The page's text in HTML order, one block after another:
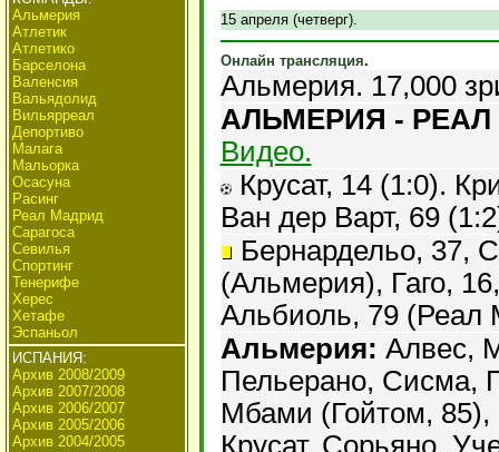
Альмерия
Атлетик
Атлетико
Барселона
Валенсия
Вальядолид
Вильярреал
Депортиво
Малага
Мальорка
Осасуна
Расинг
Реал Мадрид
Сарагоса
Севилья
Спортинг
Тенерифе
Херес
Хетафе
Эспаньол
ИСПАНИЯ:
Архив 2008/2009
Архив 2007/2008
Архив 2006/2007
Архив 2005/2006
Архив 2004/2005
15 апреля (четверг).
Онлайн трансляция.
Альмерия. 17,000
АЛЬМЕРИЯ - РЕАЛ
Видео.
Крусат, 14 (1:0).
Ван дер Варт, 69
Бернардельо, 37,
(Альмерия), Гаго,
Альбиоль, 79 (Реал
Альмерия: Алвес,
Пельерано, Сисма,
Мбами (Гойтом, 85),
Крусат, Сорьяно,